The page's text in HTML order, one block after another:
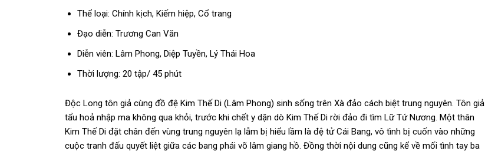
Thể loại: Chính kịch, Kiếm hiệp, Cổ trang
Đạo diễn: Trương Can Văn
Diễn viên: Lâm Phong, Diệp Tuyền, Lý Thái Hoa
Thời lượng: 20 tập/ 45 phút
Độc Long tôn giả cùng đồ đệ Kim Thế Di (Lâm Phong) sinh sống trên Xà đảo cách biệt trung nguyên. Tôn giả
tẩu hoả nhập ma không qua khỏi, trước khi chết y dặn dò Kim Thế Di rời đảo đi tìm Lữ Tứ Nương. Một thân
Kim Thế Di đặt chân đến vùng trung nguyên lạ lẫm bị hiểu lầm là đệ tử Cái Bang, vô tình bị cuốn vào những
cuộc tranh đấu quyết liệt giữa các bang phái võ lâm giang hồ. Đồng thời nội dung cũng kể về mối tình tay ba